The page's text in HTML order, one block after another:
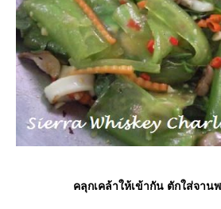
คลุกเคล้าให้เข้ากัน ตักใส่จาน